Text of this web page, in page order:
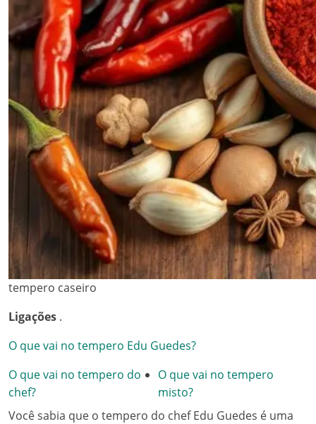
tempero caseiro
Ligações .
O que vai no tempero Edu Guedes?
O que vai no tempero do
chef?
O que vai no tempero
misto?
Você sabia que o tempero do chef Edu Guedes é uma